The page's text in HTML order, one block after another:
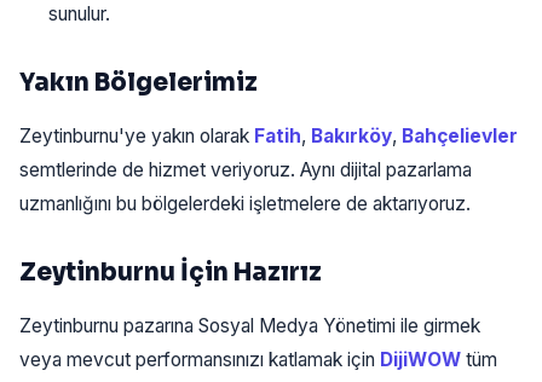
sunulur.
Yakın Bölgelerimiz
Zeytinburnu'ye yakın olarak Fatih, Bakırköy, Bahçelievler
semtlerinde de hizmet veriyoruz. Aynı dijital pazarlama
uzmanlığını bu bölgelerdeki işletmelere de aktarıyoruz.
Zeytinburnu İçin Hazırız
Zeytinburnu pazarına Sosyal Medya Yönetimi ile girmek
veya mevcut performansınızı katlamak için DijiWOW tüm